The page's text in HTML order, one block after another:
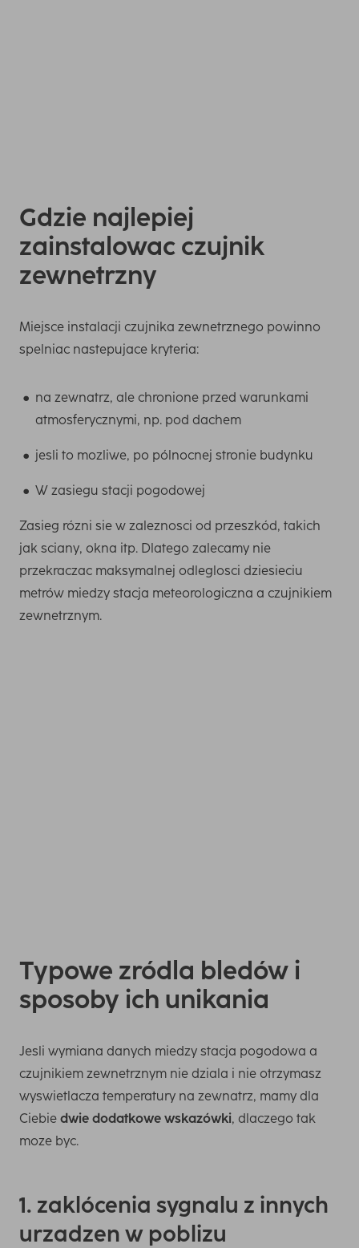
Gdzie najlepiej
zainstalowac czujnik
zewnetrzny
Miejsce instalacji czujnika zewnetrznego powinno
spelniac nastepujace kryteria:
na zewnatrz, ale chronione przed warunkami
atmosferycznymi, np. pod dachem
jesli to mozliwe, po pólnocnej stronie budynku
W zasiegu stacji pogodowej
Zasieg rózni sie w zaleznosci od przeszkód, takich
jak sciany, okna itp. Dlatego zalecamy nie
przekraczac maksymalnej odleglosci dziesieciu
metrów miedzy stacja meteorologiczna a czujnikiem
zewnetrznym.
Typowe zródla bledów i
sposoby ich unikania
Jesli wymiana danych miedzy stacja pogodowa a
czujnikiem zewnetrznym nie dziala i nie otrzymasz
wyswietlacza temperatury na zewnatrz, mamy dla
Ciebie dwie dodatkowe wskazówki, dlaczego tak
moze byc.
1. zaklócenia sygnalu z innych
urzadzen w poblizu